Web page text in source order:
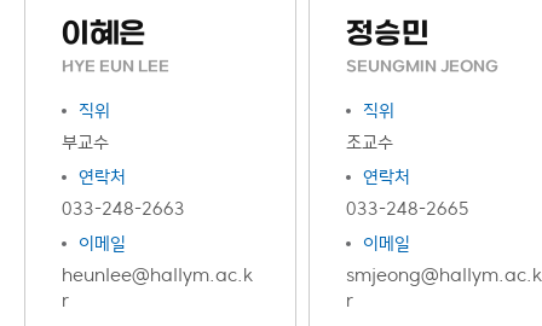
이혜은
HYE EUN LEE
직위
부교수
연락처
033-248-2663
이메일
heunlee@hallym.ac.k
r
정승민
SEUNGMIN JEONG
직위
조교수
연락처
033-248-2665
이메일
smjeong@hallym.ac.k
r